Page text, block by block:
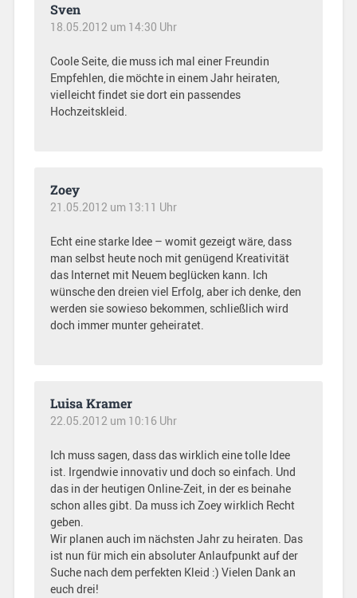
Sven
18.05.2012 um 14:30 Uhr
Coole Seite, die muss ich mal einer Freundin
Empfehlen, die möchte in einem Jahr heiraten,
vielleicht findet sie dort ein passendes
Hochzeitskleid.
Zoey
21.05.2012 um 13:11 Uhr
Echt eine starke Idee – womit gezeigt wäre, dass
man selbst heute noch mit genügend Kreativität
das Internet mit Neuem beglücken kann. Ich
wünsche den dreien viel Erfolg, aber ich denke, den
werden sie sowieso bekommen, schließlich wird
doch immer munter geheiratet.
Luisa Kramer
22.05.2012 um 10:16 Uhr
Ich muss sagen, dass das wirklich eine tolle Idee
ist. Irgendwie innovativ und doch so einfach. Und
das in der heutigen Online-Zeit, in der es beinahe
schon alles gibt. Da muss ich Zoey wirklich Recht
geben.
Wir planen auch im nächsten Jahr zu heiraten. Das
ist nun für mich ein absoluter Anlaufpunkt auf der
Suche nach dem perfekten Kleid :) Vielen Dank an
euch drei!